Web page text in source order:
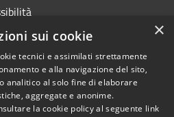
Copyright © 2026 • Comune di
San Nicolò d'Arcidano •
×
sui cookie
tecnici e assimilati strettamente
e alla navigazione del sito,
analitico al solo fine di elaborare
aggregate e anonime.
la cookie policy al seguente link